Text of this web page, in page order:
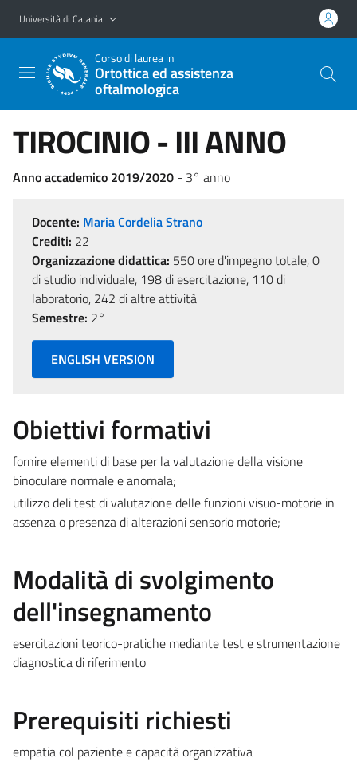
Vai al contenuto principale
Vai al menu di navigazione
Università di Catania
Corso di laurea in
Ortottica ed assistenza
oftalmologica
TIROCINIO - III ANNO
Anno accademico 2019/2020 - 3° anno
Docente: Maria Cordelia Strano
Crediti: 22
Organizzazione didattica: 550 ore d'impegno totale, 0
di studio individuale, 198 di esercitazione, 110 di
laboratorio, 242 di altre attività
Semestre: 2°
ENGLISH VERSION
Obiettivi formativi
fornire elementi di base per la valutazione della visione
binoculare normale e anomala;
utilizzo deli test di valutazione delle funzioni visuo-motorie in
assenza o presenza di alterazioni sensorio motorie;
Modalità di svolgimento
dell'insegnamento
esercitazioni teorico-pratiche mediante test e strumentazione
diagnostica di riferimento
Prerequisiti richiesti
empatia col paziente e capacità organizzativa